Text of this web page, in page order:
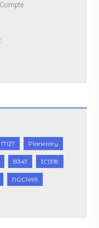
M27 Planetary
B347 IC1318
NGC1499